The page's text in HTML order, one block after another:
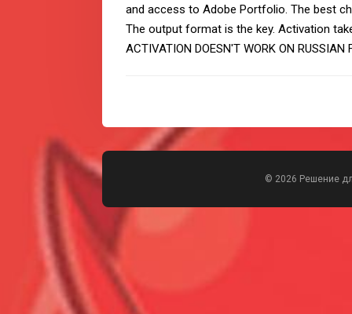
and access to Adobe Portfolio. The best
The output format is the key. Activation
ACTIVATION DOESN'T WORK ON RUSSIAN
© 2026 Решение